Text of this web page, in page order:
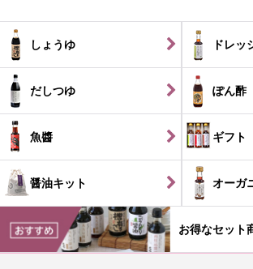
しょうゆ ドレッ
だしつゆ ぽん酢
魚醬 ギフト
醤油キット オーガ
お得なセット